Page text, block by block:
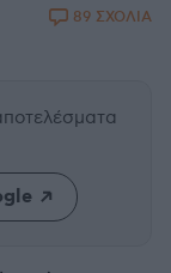
89 ΣΧΟΛΙΑ